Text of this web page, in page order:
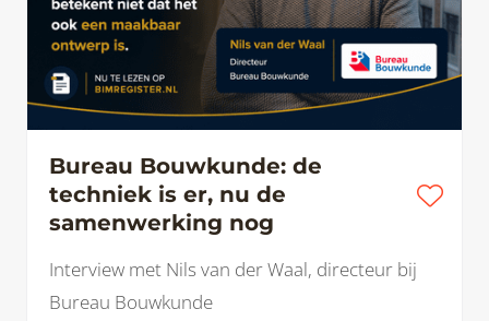
Bureau Bouwkunde: de
techniek is er, nu de
samenwerking nog
Interview met Nils van der Waal, directeur bij
Bureau Bouwkunde